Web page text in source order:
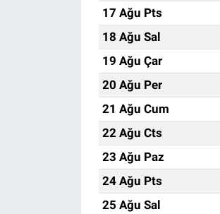
17 Ağu Pts
18 Ağu Sal
19 Ağu Çar
20 Ağu Per
21 Ağu Cum
22 Ağu Cts
23 Ağu Paz
24 Ağu Pts
25 Ağu Sal